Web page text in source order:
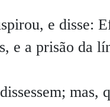
e disse:
e a prisão da
mas,